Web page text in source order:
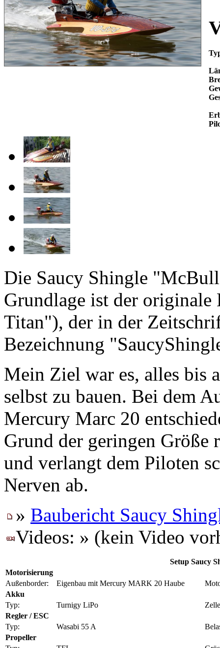
Die Saucy Shingle
Grundlage ist der
Titan"), der in der
Bezeichnung
Mein Ziel war es, alles bis
selbst zu bauen. Bei dem
Mercury Marc 20
Grund der geringen Größe
und verlangt dem Piloten
Nerven ab.
» Baubericht Saucy
Videos: » (kein Video
Setup Saucy
Motorisierung
Außenborder:
Eigenbau mit Mercury MARK 20 Haube
Akku
Typ:
Turnigy LiPo
Regler / ESC
Typ:
Wasabi 55 A
Propeller